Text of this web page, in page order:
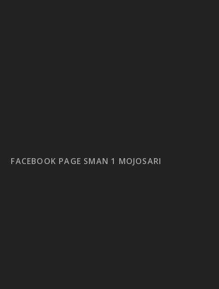
FACEBOOK PAGE SMAN 1 MOJOSARI